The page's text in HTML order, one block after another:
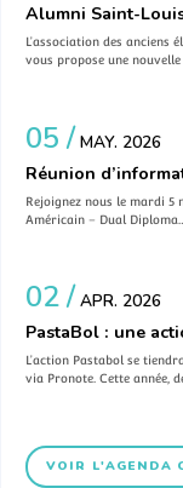
Alumni Saint-
L’association des anciens
vous propose une nouvelle
05 / MAY. 2026
Réunion
Rejoignez nous le mardi 5
Américain – Dual Diploma…
02 / APR. 2026
PastaBol : une
L’action Pastabol se
via Pronote. Cette année,
VOIR L'AGENDA